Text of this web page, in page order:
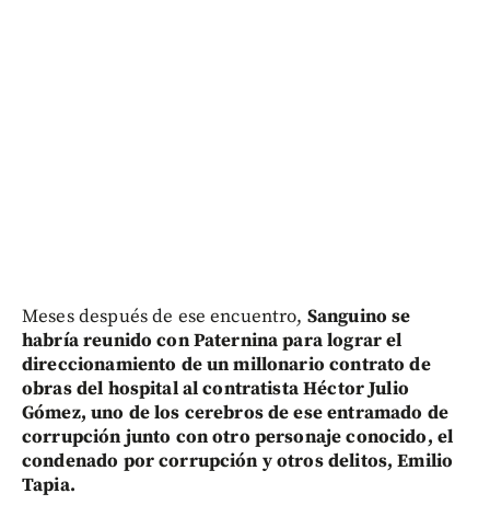
Meses después de ese encuentro, Sanguino se
habría reunido con Paternina para lograr el
direccionamiento de un millonario contrato de
obras del hospital al contratista Héctor Julio
Gómez, uno de los cerebros de ese entramado de
corrupción junto con otro personaje conocido, el
condenado por corrupción y otros delitos, Emilio
Tapia.